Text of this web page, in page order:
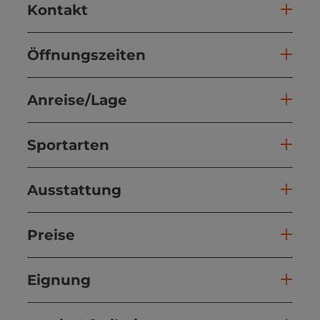
Kontakt
Öffnungszeiten
Anreise/Lage
Sportarten
Ausstattung
Preise
Eignung